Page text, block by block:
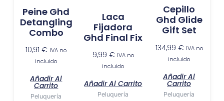
Peine Ghd
Detangling
Combo
10,91€ IVA no
incluido
Añadir Al
Carrito
Peluquería
Laca
Fijadora
Ghd Final Fix
9,99 € IVA no
incluido
Añadir Al Carrito
Peluquería
Cepillo
Ghd Glide
Gift Set
134,99 € IVA no
incluido
Añadir Al
Carrito
Peluquería